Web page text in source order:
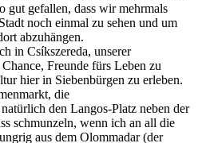
gut gefallen, dass wir mehrmals
noch einmal zu sehen und um
abzuhängen.
in Csíkszereda, unserer
Freunde fürs Leben zu
hier in Siebenbürgen zu erleben.
die
den Langos-Platz neben der
schmunzeln, wenn ich an all die
aus dem Olommadar (der